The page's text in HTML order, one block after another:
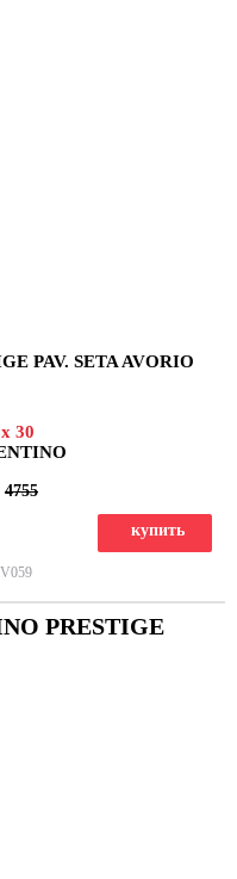
PAV. SETA AVORIO
30
4755
купить
PRESTIGE